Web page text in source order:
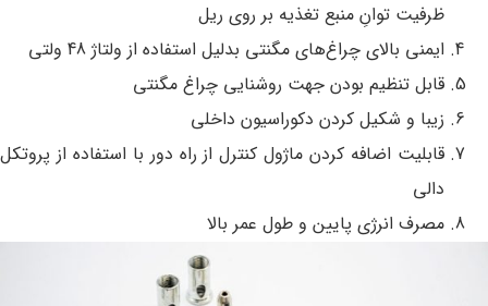
ظرفیت توانِ منبع تغذیه بر روی ریل
ایمنی بالای چراغ‌های مگنتی بدلیل استفاده از ولتاژ 48 ولتی
قابل تنظیم بودن جهت روشنایی چراغ مگنتی
زیبا و شکیل کردن دکوراسیون داخلی
قابلیت اضافه کردن ماژول کنترل از راه دور با استفاده از پروتکل
دالی
مصرف انرژی پایین و طول عمر بالا